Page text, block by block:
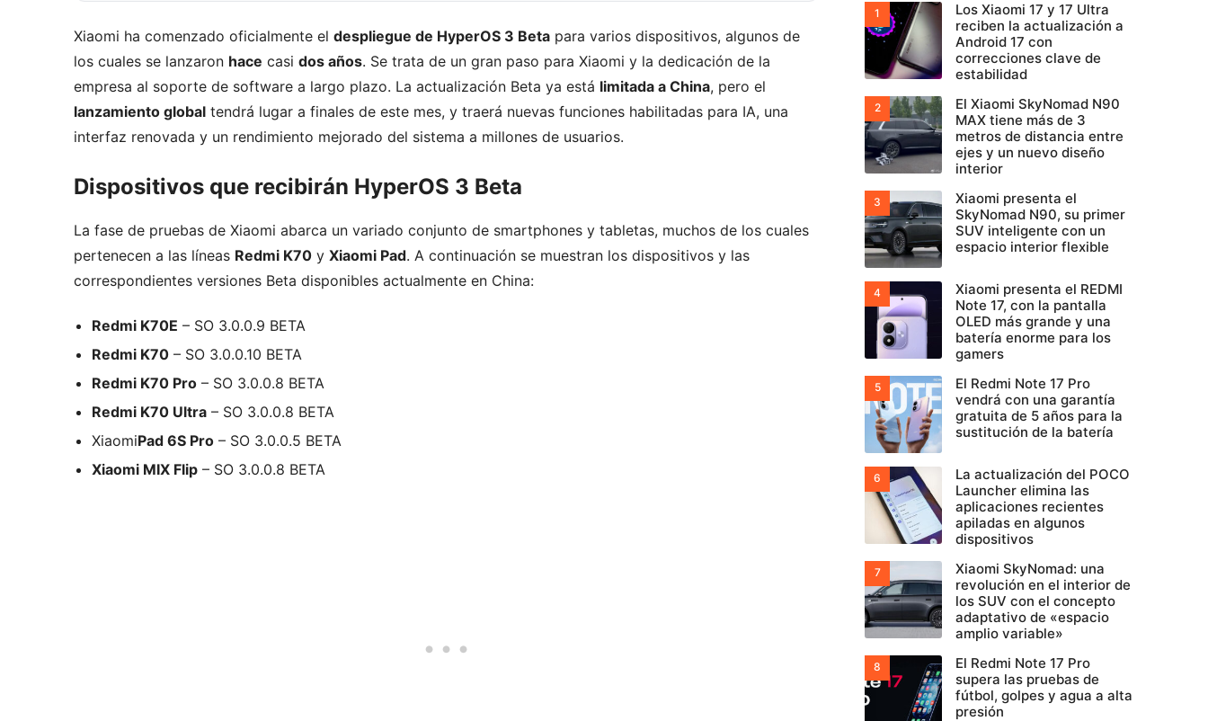
Xiaomi ha comenzado oficialmente el despliegue de HyperOS 3 Beta para varios dispositivos, algunos de
los cuales se lanzaron hace casi dos años. Se trata de un gran paso para Xiaomi y la dedicación de la
empresa al soporte de software a largo plazo. La actualización Beta ya está limitada a China, pero el
lanzamiento global tendrá lugar a finales de este mes, y traerá nuevas funciones habilitadas para IA, una
interfaz renovada y un rendimiento mejorado del sistema a millones de usuarios.
Dispositivos que recibirán HyperOS 3 Beta
La fase de pruebas de Xiaomi abarca un variado conjunto de smartphones y tabletas, muchos de los cuales
pertenecen a las líneas Redmi K70 y Xiaomi Pad. A continuación se muestran los dispositivos y las
correspondientes versiones Beta disponibles actualmente en China:
Redmi K70E – SO 3.0.0.9 BETA
Redmi K70 – SO 3.0.0.10 BETA
Redmi K70 Pro – SO 3.0.0.8 BETA
Redmi K70 Ultra – SO 3.0.0.8 BETA
XiaomiPad 6S Pro – SO 3.0.0.5 BETA
Xiaomi MIX Flip – SO 3.0.0.8 BETA
Los Xiaomi 17 y 17 Ultra
reciben la actualización a
Android 17 con
correcciones clave de
estabilidad
El Xiaomi SkyNomad N90
MAX tiene más de 3
metros de distancia entre
ejes y un nuevo diseño
interior
Xiaomi presenta el
SkyNomad N90, su primer
SUV inteligente con un
espacio interior flexible
Xiaomi presenta el REDMI
Note 17, con la pantalla
OLED más grande y una
batería enorme para los
gamers
El Redmi Note 17 Pro
vendrá con una garantía
gratuita de 5 años para la
sustitución de la batería
La actualización del POCO
Launcher elimina las
aplicaciones recientes
apiladas en algunos
dispositivos
Xiaomi SkyNomad: una
revolución en el interior de
los SUV con el concepto
adaptativo de «espacio
amplio variable»
El Redmi Note 17 Pro
supera las pruebas de
fútbol, golpes y agua a alta
presión